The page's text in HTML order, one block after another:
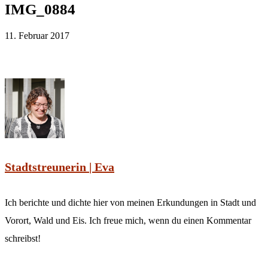
IMG_0884
11. Februar 2017
Stadtstreunerin | Eva
Ich berichte und dichte hier von meinen Erkundungen in Stadt und
Vorort, Wald und Eis. Ich freue mich, wenn du einen Kommentar
schreibst!